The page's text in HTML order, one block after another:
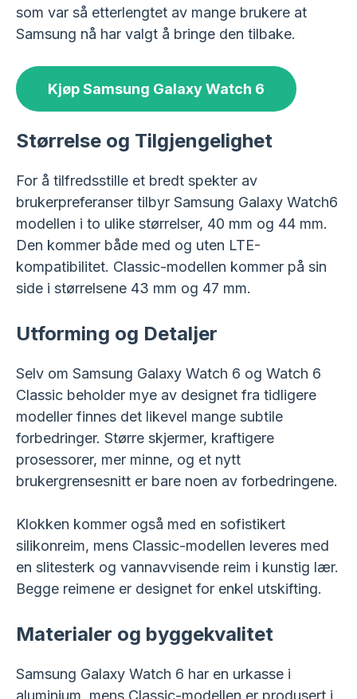
som var så etterlengtet av mange brukere at
Samsung nå har valgt å bringe den tilbake.
Kjøp Samsung Galaxy Watch 6
Størrelse og Tilgjengelighet
For å tilfredsstille et bredt spekter av
brukerpreferanser tilbyr Samsung Galaxy Watch6
modellen i to ulike størrelser, 40 mm og 44 mm.
Den kommer både med og uten LTE-
kompatibilitet. Classic-modellen kommer på sin
side i størrelsene 43 mm og 47 mm.
Utforming og Detaljer
Selv om Samsung Galaxy Watch 6 og Watch 6
Classic beholder mye av designet fra tidligere
modeller finnes det likevel mange subtile
forbedringer. Større skjermer, kraftigere
prosessorer, mer minne, og et nytt
brukergrensesnitt er bare noen av forbedringene.
Klokken kommer også med en sofistikert
silikonreim, mens Classic-modellen leveres med
en slitesterk og vannavvisende reim i kunstig lær.
Begge reimene er designet for enkel utskifting.
Materialer og byggekvalitet
Samsung Galaxy Watch 6 har en urkasse i
aluminium, mens Classic-modellen er produsert i